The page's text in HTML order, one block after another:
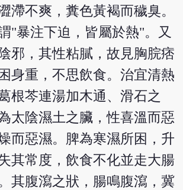
滯不爽，糞色黃褐而穢臭。
"暴注下迫，皆屬於熱"。又
邪，其性粘膩，故見胸脘痞
身重，不思飲食。治宜清熱
根芩連湯加木通、滑石之
太陰濕土之臟，性喜溫而惡
而惡濕。脾為寒濕所困，升
其常度，飲食不化並走大腸
其腹瀉之狀，腸鳴腹瀉，冀